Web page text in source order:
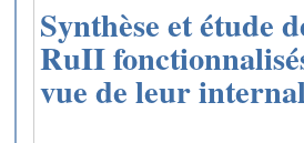
Synthèse et étude
RuII
vue de leur